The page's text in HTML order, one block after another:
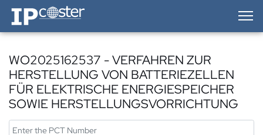
IP-Coster — Home
WO2025162537 - VERFAHREN ZUR
HERSTELLUNG VON BATTERIEZELLEN
FÜR ELEKTRISCHE ENERGIESPEICHER
SOWIE HERSTELLUNGSVORRICHTUNG